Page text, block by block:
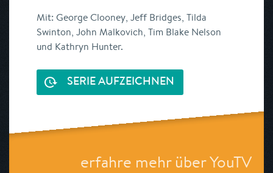
Mit: George Clooney, Jeff Bridges, Tilda
Swinton, John Malkovich, Tim Blake Nelson
und Kathryn Hunter.
SERIE AUFZEICHNEN
erfahre mehr über YouTV